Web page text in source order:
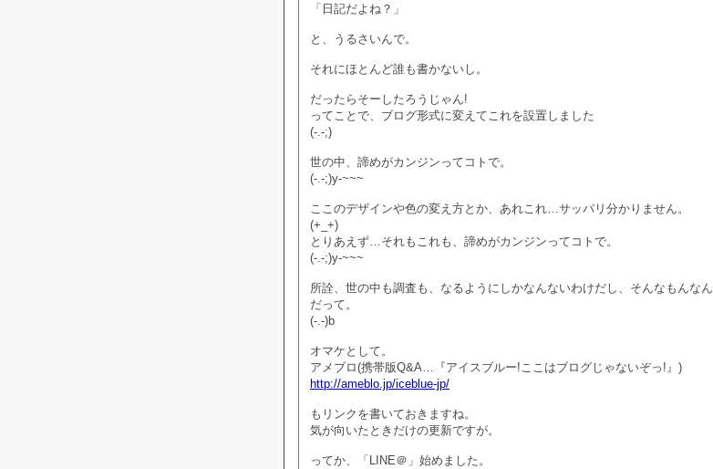
「日記だよね？」
と、うるさいんで。
それにほとんど誰も書かないし。
だったらそーしたろうじゃん!
ってことで、ブログ形式に変えてこれを設置しました
(-.-;)
世の中、諦めがカンジンってコトで。
(-.-;)y-~~~
ここのデザインや色の変え方とか、あれこれ…サッパリ分かりません。
(+_+)
とりあえず…それもこれも、諦めがカンジンってコトで。
(-.-;)y-~~~
所詮、世の中も調査も、なるようにしかなんないわけだし、そんなもんなん
だって。
(-.-)b
オマケとして。
アメブロ(携帯版Q&A…『アイスブルー!ここはブログじゃないぞっ!』)
http://ameblo.jp/iceblue-jp/
もリンクを書いておきますね。
気が向いたときだけの更新ですが。
ってか、「LINE＠」始めました。